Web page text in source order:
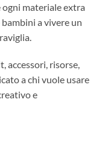
materiale extra
a vivere un
accessori, risorse,
a chi vuole usare
e